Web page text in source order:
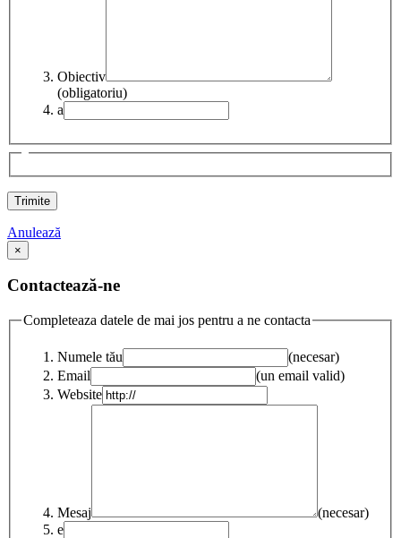
Obiectiv
(obligatoriu)
a
Anulează
×
Contactează-ne
Completeaza datele de mai jos pentru a ne contacta
Numele tău
(necesar)
Email
(un email valid)
Website
Mesaj
(necesar)
e